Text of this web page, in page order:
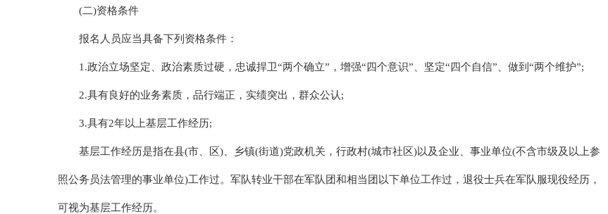
(二)资格条件
报名人员应当具备下列资格条件：
1.政治立场坚定、政治素质过硬，忠诚捍卫“两个确立”，增强“四个意识”、坚定“四个自信”、做到“两个维护”;
2.具有良好的业务素质，品行端正，实绩突出，群众公认;
3.具有2年以上基层工作经历;
基层工作经历是指在县(市、区)、乡镇(街道)党政机关，行政村(城市社区)以及企业、事业单位(不含市级及以上参
照公务员法管理的事业单位)工作过。军队转业干部在军队团和相当团以下单位工作过，退役士兵在军队服现役经历，
可视为基层工作经历。